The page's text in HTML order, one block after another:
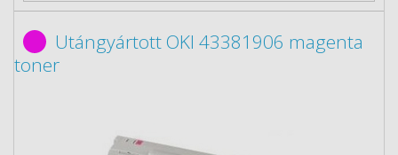
Utángyártott OKI 43381906 magenta
toner